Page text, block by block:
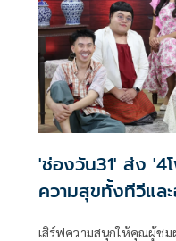
'ช่องวัน31' ส่ง '4
ความสุขทั้งทีวีแล
เสิร์ฟความสนุกให้คุณผู้ช